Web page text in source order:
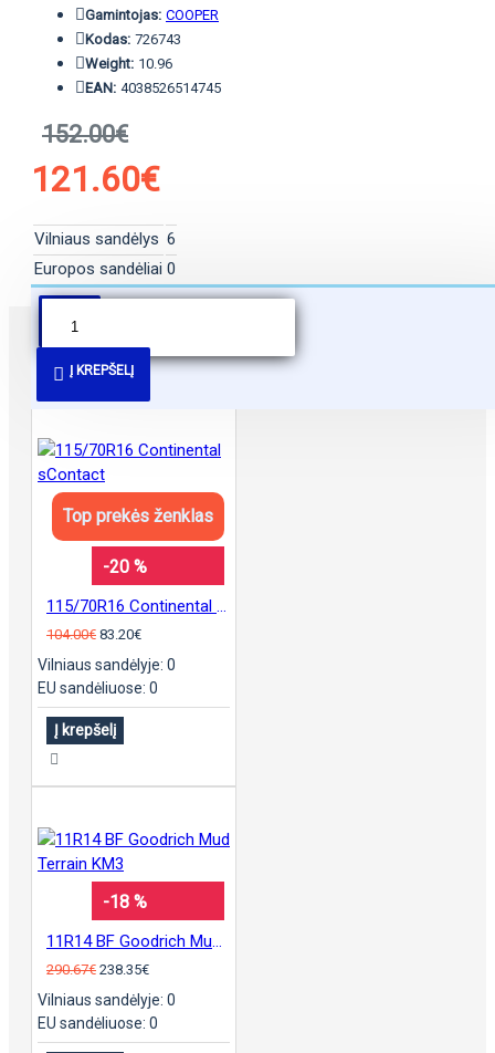
Gamintojas: COOPER
Kodas: 726743
Weight: 10.96
EAN: 4038526514745
152.00€
121.60€
Vilniaus sandėlys 6
Europos sandėliai 0
Į KREPŠELĮ
PANAŠŪS PASIŪLYMAI
Top prekės ženklas
-20 %
104.00€ 83.20€
Vilniaus sandėlyje: 0
EU sandėliuose: 0
Į krepšelį
-18 %
290.67€ 238.35€
Vilniaus sandėlyje: 0
EU sandėliuose: 0